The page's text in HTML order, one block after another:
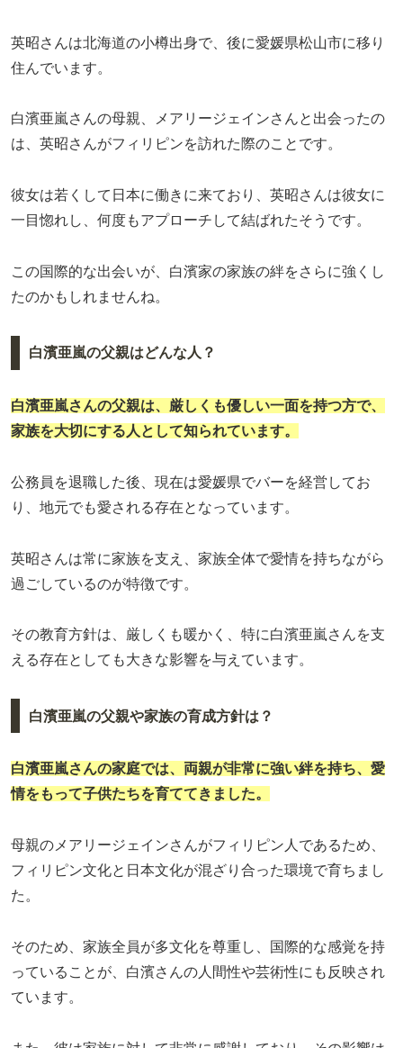
英昭さんは北海道の小樽出身で、後に愛媛県松山市に移り
住んでいます。
白濱亜嵐さんの母親、メアリージェインさんと出会ったの
は、英昭さんがフィリピンを訪れた際のことです。
彼女は若くして日本に働きに来ており、英昭さんは彼女に
一目惚れし、何度もアプローチして結ばれたそうです。
この国際的な出会いが、白濱家の家族の絆をさらに強くし
たのかもしれませんね。
白濱亜嵐の父親はどんな人？
白濱亜嵐さんの父親は、厳しくも優しい一面を持つ方で、
家族を大切にする人として知られています。
公務員を退職した後、現在は愛媛県でバーを経営してお
り、地元でも愛される存在となっています。
英昭さんは常に家族を支え、家族全体で愛情を持ちながら
過ごしているのが特徴です。
その教育方針は、厳しくも暖かく、特に白濱亜嵐さんを支
える存在としても大きな影響を与えています。
白濱亜嵐の父親や家族の育成方針は？
白濱亜嵐さんの家庭では、両親が非常に強い絆を持ち、愛
情をもって子供たちを育ててきました。
母親のメアリージェインさんがフィリピン人であるため、
フィリピン文化と日本文化が混ざり合った環境で育ちまし
た。
そのため、家族全員が多文化を尊重し、国際的な感覚を持
っていることが、白濱さんの人間性や芸術性にも反映され
ています。